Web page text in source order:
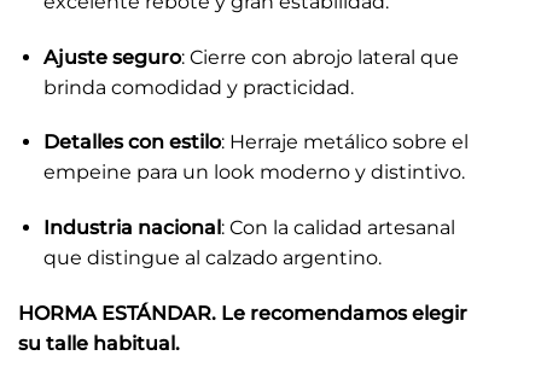
Ajuste seguro: Cierre con abrojo lateral que
brinda comodidad y practicidad.
Detalles con estilo: Herraje metálico sobre el
empeine para un look moderno y distintivo.
Industria nacional : Con la calidad artesanal
que distingue al calzado argentino.
HORMA ESTÁNDAR. Le recomendamos elegir
su talle habitual.